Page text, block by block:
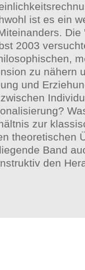
ist es ein
Die
2003
zu nähern
und
zur
theoretischen
Band
den